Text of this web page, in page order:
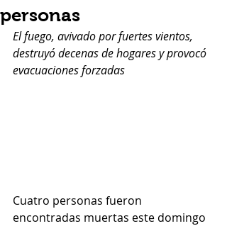
personas
El fuego, avivado por fuertes vientos,
destruyó decenas de hogares y provocó
evacuaciones forzadas
Cuatro personas fueron
encontradas muertas este domingo